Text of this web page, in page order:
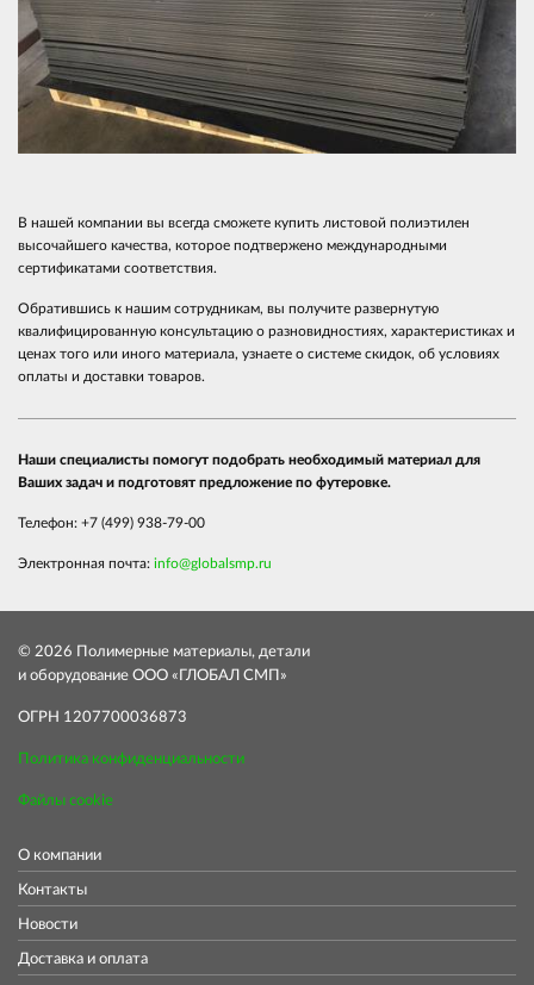
В нашей компании вы всегда сможете купить листовой полиэтилен
высочайшего качества, которое подтвержено международными
сертификатами соответствия.
Обратившись к нашим сотрудникам, вы получите развернутую
квалифицированную консультацию о разновидностиях, характеристиках и
ценах того или иного материала, узнаете о системе скидок, об условиях
оплаты и доставки товаров.
Наши специалисты помогут подобрать необходимый материал для
Ваших задач и подготовят предложение по футеровке.
Телефон: +7 (499) 938-79-00
Электронная почта: info@globalsmp.ru
© 2026 Полимерные материалы, детали
и оборудование ООО «ГЛОБАЛ СМП»
ОГРН 1207700036873
Политика конфиденциальности
Файлы cookie
О компании
Контакты
Новости
Доставка и оплата